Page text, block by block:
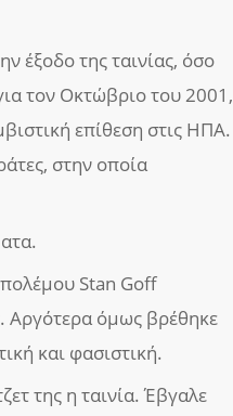
έξοδο της ταινίας, όσο
τον Οκτώβριο του 2001,
επίθεση στις ΗΠΑ.
στην οποία
Stan Goff
Αργότερα όμως βρέθηκε
και φασιστική.
της η ταινία. Έβγαλε